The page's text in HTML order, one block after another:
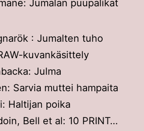
Jumalan puupalikat
: Jumalten tuho
kuvankäsittely
Julma
Sarvia muttei hampaita
Haltijan poika
Bell et al: 10 PRINT…